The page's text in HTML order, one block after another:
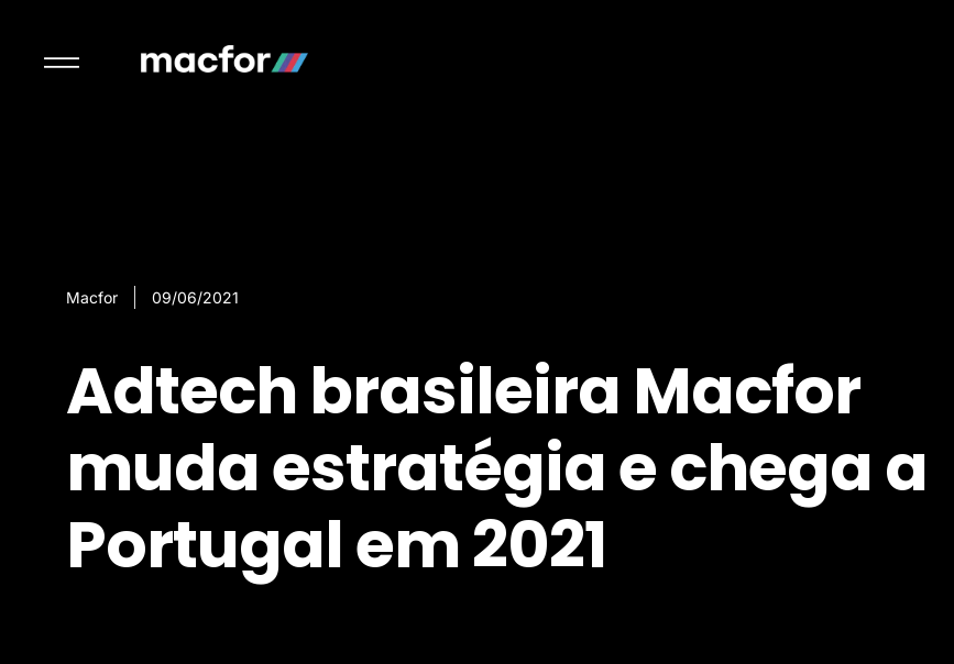
Macfor 09/06/2021
Adtech brasileira Macfor
muda estratégia e chega a
Portugal em 2021